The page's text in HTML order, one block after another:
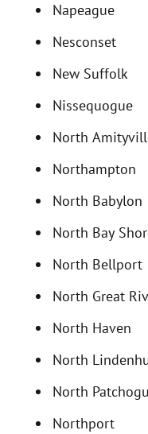
Napeague
Nesconset
New Suffolk
Nissequogue
North
Northampton
North Babylon
North Bay
North Bellport
North Great
North Haven
North
North
Northport